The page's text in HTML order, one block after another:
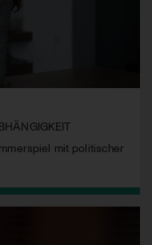
mit politischer